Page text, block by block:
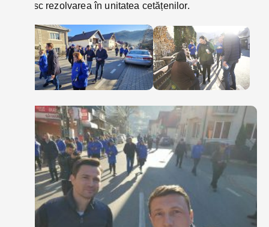
găsesc rezolvarea în unitatea cetățenilor.